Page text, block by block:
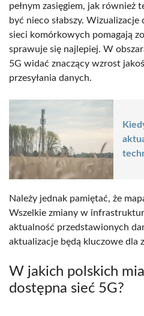
pełnym zasięgiem, jak również
być nieco słabszy. Wizualizacje
sieci komórkowych pomagają
sprawuje się najlepiej. W
5G widać znaczący wzrost
przesyłania danych.
Należy jednak pamiętać, że
Wszelkie zmiany w
aktualność przedstawionych
aktualizacje będą kluczowe dla
W jakich polskich
dostępna sieć 5G?